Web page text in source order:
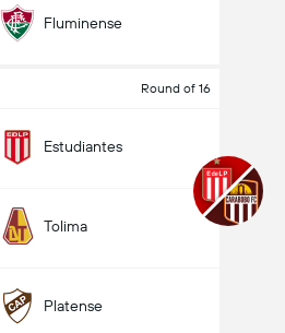
Fluminense
Round of 16
Estudiantes
Tolima
Platense